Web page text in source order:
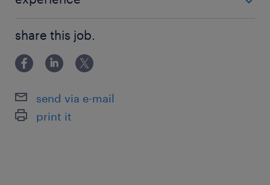
派遣先の特徴
金属や紙、プラスチックなどの素材に合わせて各
種工場を設定し、リサイクルを行っている企業で
最寄駅
動車第一種運転免許 資格のみ、経験のない方もまずは
お気軽にお問い合わせください◎
share this job.
send via e-mail
print it